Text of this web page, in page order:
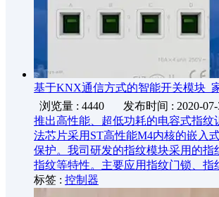
基于KNX通信方式的智能开关模块_
浏览量 : 4440
发布时间 : 2020-
推出高性能、超低功耗的电容式指
法芯片采用ST高性能M4内核的嵌入
保护。我司研发的指纹模块采用的
指纹等特性。主要应用指纹门锁、指
标签 : 控制器